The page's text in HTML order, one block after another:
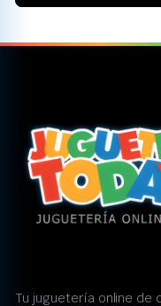
Tu juguetería online de